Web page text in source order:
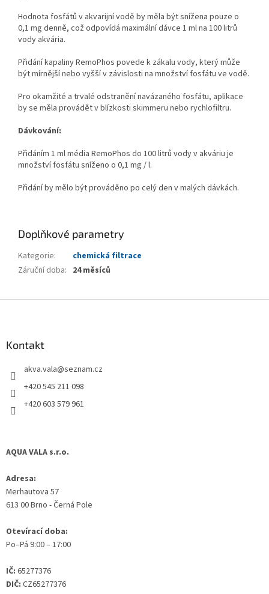
Hodnota fosfátů v akvarijní vodě by měla být snížena pouze o
0,1 mg denně, což odpovídá maximální dávce 1 ml na 100 litrů
vody akvária.
Přidání kapaliny RemoPhos povede k zákalu vody, který může
být mírnější nebo vyšší v závislosti na množství fosfátu ve vodě.
Pro okamžité a trvalé odstranění navázaného fosfátu, aplikace
by se měla provádět v blízkosti skimmeru nebo rychlofiltru.
Dávkování:
Přidáním 1 ml média RemoPhos do 100 litrů vody v akváriu je
množství fosfátu sníženo o 0,1 mg / l.
Přidání by mělo být prováděno po celý den v malých dávkách.
Doplňkové parametry
Kategorie:
chemická filtrace
Záruční doba: 24 měsíců
Kontakt
akva.vala@seznam.cz
+420 545 211 098
+420 603 579 961
AQUA VALA s.r.o.
Adresa:
Merhautova 57
613 00 Brno - Černá Pole
Otevírací doba:
Po–Pá 9:00 – 17:00
IČ: 65277376
DIČ: CZ65277376